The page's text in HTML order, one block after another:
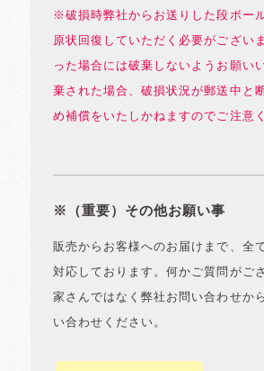
※破損時弊社からお送りした段ボー
原状回復していただく必要がござい
った場合には破棄しないようお願い
棄された場合、破損状況が郵送中と
め補償をいたしかねますのでご注意
※（重要）その他お願い事
販売からお客様へのお届けまで、全
対応しております。何かご質問がご
家さんではなく弊社お問い合わせか
い合わせください。